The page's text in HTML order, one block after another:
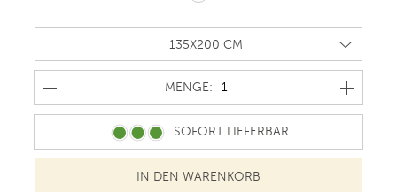
MENGE: MENGE
SOFORT LIEFERBAR